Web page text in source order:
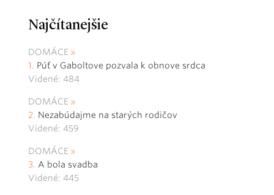
Najčítanejšie
DOMÁCE
Púť v Gaboltove pozvala k obnove srdca
Videné: 484
DOMÁCE
Nezabúdajme na starých rodičov
Videné: 459
DOMÁCE
A bola svadba
Videné: 445